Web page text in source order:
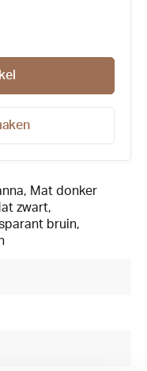
, Mat donker
zwart,
bruin,